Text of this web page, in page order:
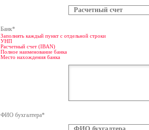
Банк*
Заполнять каждый пункт с отдельной строки
УНП
Расчетный счет (IBAN)
Полное наименование банка
Место нахождения банка
ФИО бухгалтера*